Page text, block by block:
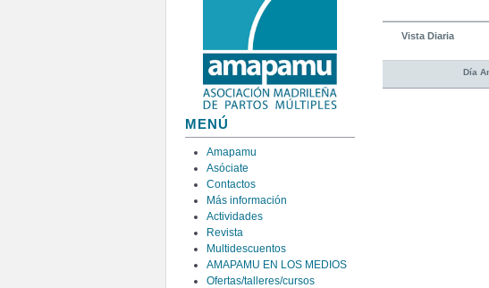
MENÚ
Amapamu
Asóciate
Contactos
Más información
Actividades
Revista
Multidescuentos
AMAPAMU EN LOS MEDIOS
Ofertas/talleres/cursos
Vista Diaria
Día